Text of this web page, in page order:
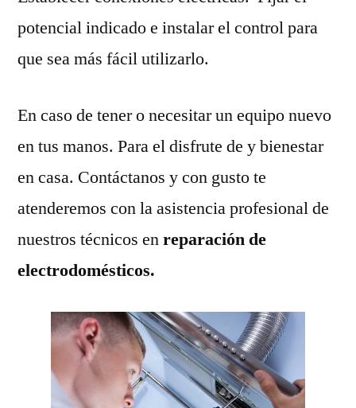
potencial indicado e instalar el control para
que sea más fácil utilizarlo.
En caso de tener o necesitar un equipo nuevo
en tus manos. Para el disfrute de y bienestar
en casa. Contáctanos y con gusto te
atenderemos con la asistencia profesional de
nuestros técnicos enreparación de
electrodomésticos.